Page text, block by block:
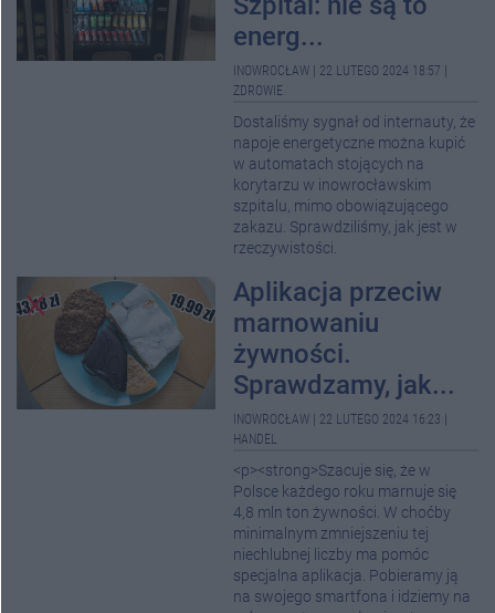
energ...
INOWROCŁAW 22 LUTEGO 2024 18:57
ZDROWIE
Dostaliśmy sygnał od internauty, że
napoje energetyczne można kupić
w automatach stojących na
korytarzu w inowrocławskim
szpitalu, mimo obowiązującego
zakazu. Sprawdziliśmy, jak jest w
rzeczywistości.
Aplikacja przeciw
marnowaniu
żywności.
Sprawdzamy, jak...
INOWROCŁAW 22 LUTEGO 2024 16:23
HANDEL
<p><strong>Szacuje się, że w
Polsce każdego roku marnuje się
4,8 mln ton żywności. W choćby
minimalnym zmniejszeniu tej
niechlubnej liczby ma pomóc
specjalna aplikacja. Pobieramy ją
na swojego smartfona i idziemy na